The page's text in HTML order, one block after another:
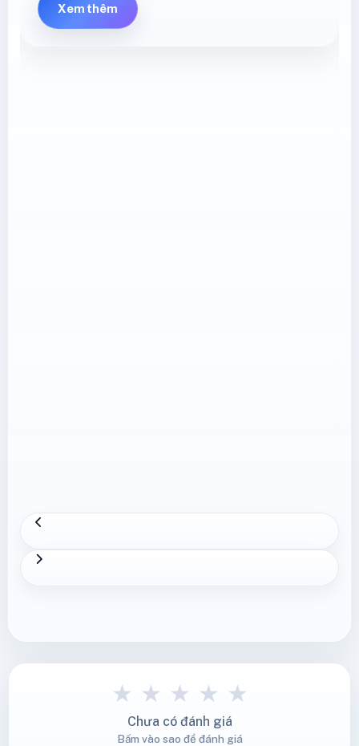
Xem thêm
★ ★ ★ ★ ★
Chưa có đánh giá
Bấm vào sao để đánh giá